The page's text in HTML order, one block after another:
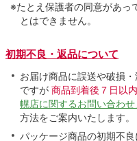
※たとえ保護者の同意があっ
とはできません。
初期不良・返品について
お届け商品に誤送や破損
ですが 商品到着後７日以内
幌店に関するお問い合わせ
方法をご案内いたします。
パッケージ商品の初期不